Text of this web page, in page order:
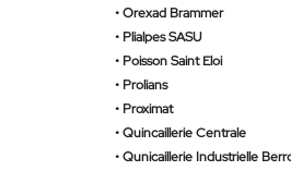
•Orexad Brammer
• Plialpes SASU
• Poisson Saint Eloi
• Prolians
• Proximat
• Quincaillerie Centrale
• Qunicaillerie Industrielle